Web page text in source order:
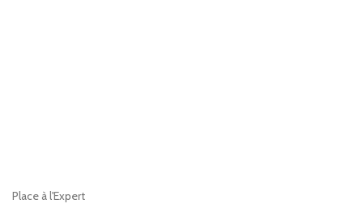
Place à l'Expert